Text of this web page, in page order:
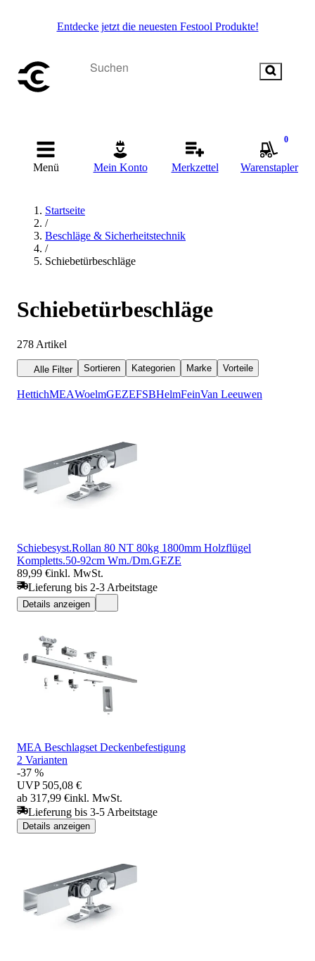
Entdecke jetzt die neuesten Festool Produkte!
Menü Mein Konto Merkzettel
0
Warenstapler
Startseite
/
Beschläge & Sicherheitstechnik
/
Schiebetürbeschläge
Schiebetürbeschläge
278 Artikel
Alle Filter Sortieren Kategorien Marke Vorteile
HettichMEAWoelmGEZEFSBHelmFeinVan Leeuwen
Schiebesyst.Rollan 80 NT 80kg 1800mm Holzflügel
Kompletts.50-92cm Wm./Dm.GEZE
89,99 €inkl. MwSt.
Lieferung bis 2-3 Arbeitstage
Details anzeigen
MEA Beschlagset Deckenbefestigung
2 Varianten
-37 %
UVP 505,08 €
ab 317,99 €inkl. MwSt.
Lieferung bis 3-5 Arbeitstage
Details anzeigen